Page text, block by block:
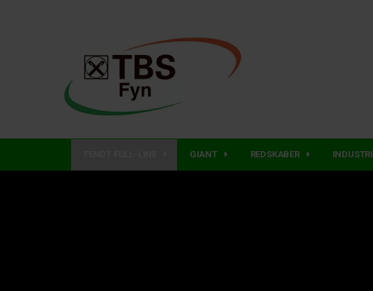
GIANT REDSKABER INDUSTRI